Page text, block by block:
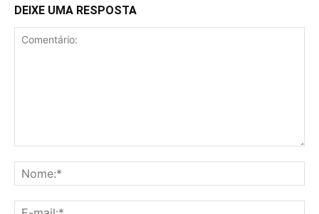
DEIXE UMA RESPOSTA